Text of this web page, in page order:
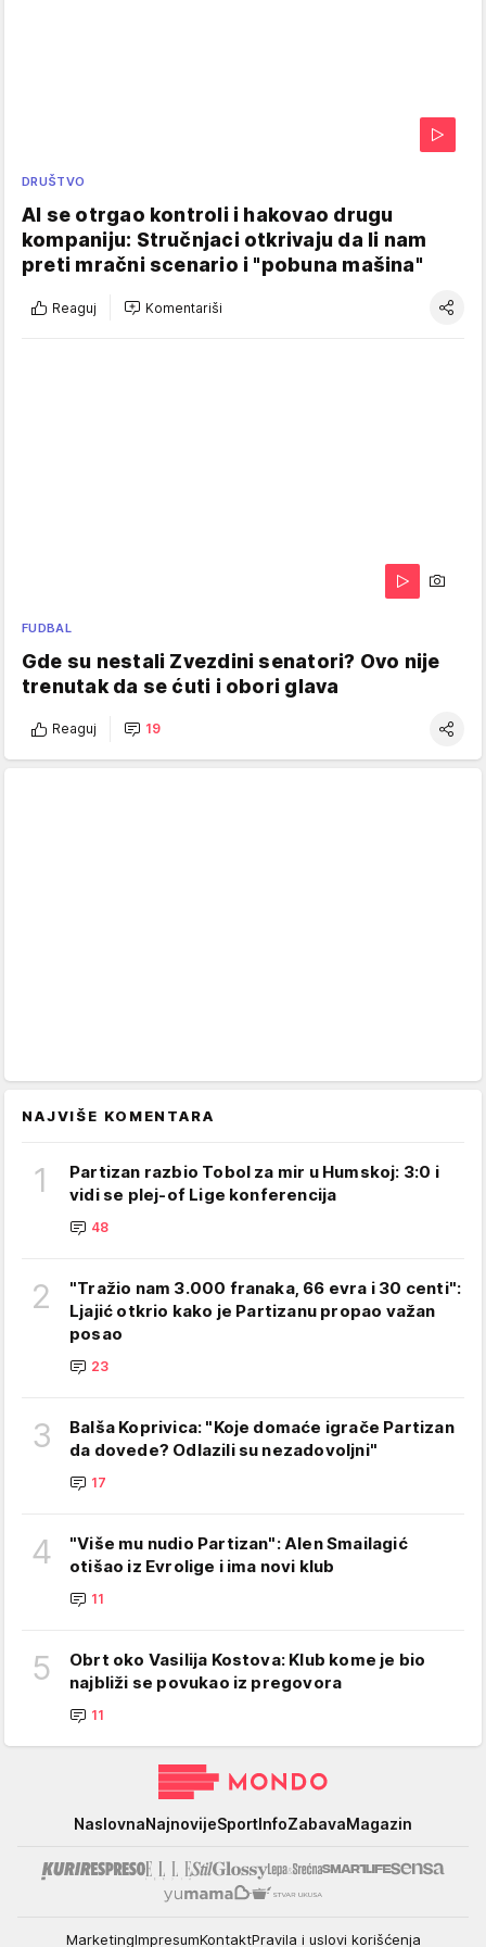
DRUŠTVO
AI se otrgao kontroli i hakovao drugu
kompaniju: Stručnjaci otkrivaju da li nam
preti mračni scenario i "pobuna mašina"
Reaguj Komentariši
FUDBAL
Gde su nestali Zvezdini senatori? Ovo nije
trenutak da se ćuti i obori glava
Reaguj 19
NAJVIŠE KOMENTARA
1
Partizan razbio Tobol za mir u Humskoj: 3:0 i
vidi se plej-of Lige konferencija
48
2
"Tražio nam 3.000 franaka, 66 evra i 30 centi":
Ljajić otkrio kako je Partizanu propao važan
posao
23
3
Balša Koprivica: "Koje domaće igrače Partizan
da dovede? Odlazili su nezadovoljni"
17
4
"Više mu nudio Partizan": Alen Smailagić
otišao iz Evrolige i ima novi klub
11
5
Obrt oko Vasilija Kostova: Klub kome je bio
najbliži se povukao iz pregovora
11
NaslovnaNajnovijeSportInfoZabavaMagazin
MarketingImpresumKontaktPravila i uslovi korišćenja